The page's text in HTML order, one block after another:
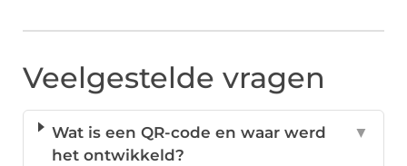
Veelgestelde vragen
Wat is een QR-code en waar werd
het ontwikkeld?
▼